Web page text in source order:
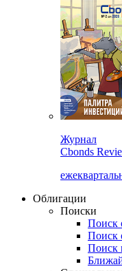
Журнал
Cbonds
Облигации
Поиски
Поиск
Поиск
Поиск